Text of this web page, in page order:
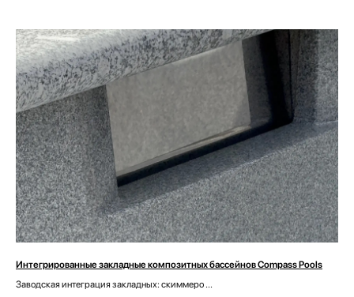
Интегрированные закладные композитных бассейнов Compass Pools
Заводская интеграция закладных: скиммеро ...